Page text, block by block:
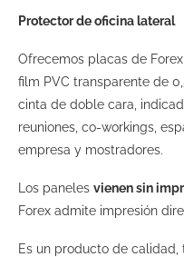
Protector de oficina lateral
Ofrecemos placas de
film PVC transparente de
cinta de doble cara,
reuniones, co-workings,
empresa y mostradores.
Los paneles vienen sin
Forex admite impresión
Es un producto de